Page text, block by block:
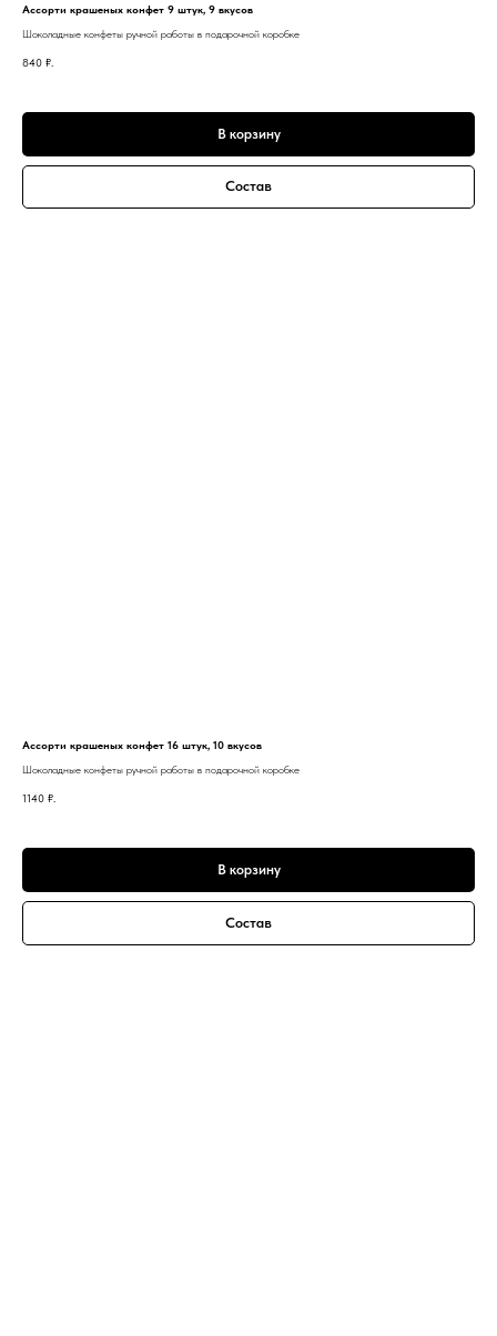
Ассорти крашеных конфет 9 штук, 9 вкусов
Шоколадные конфеты ручной работы в подарочной коробке
840 ₽.
В корзину
Состав
Ассорти крашеных конфет 16 штук, 10 вкусов
Шоколадные конфеты ручной работы в подарочной коробке
1140 ₽.
В корзину
Состав